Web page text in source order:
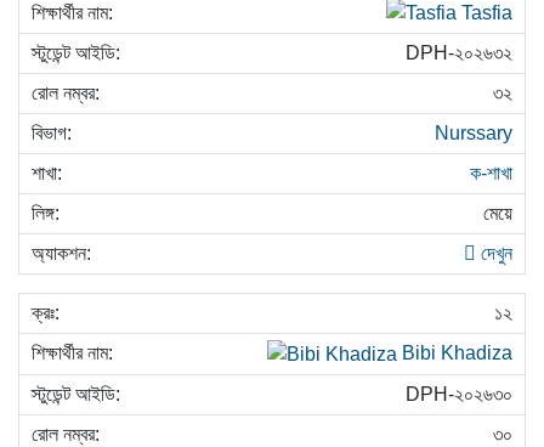
Tasfia
DPH-২০২৬৩২
৩২
Nurssary
ক-শাখা
মেয়ে
দেখুন
১২
Bibi Khadiza
DPH-২০২৬৩০
৩০